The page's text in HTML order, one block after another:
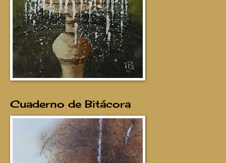
Cuaderno de Bitácora